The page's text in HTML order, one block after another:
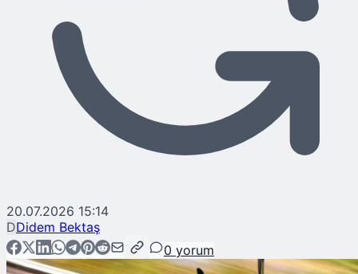
20.07.2026 15:14
DDidem Bektaş
0 yorum